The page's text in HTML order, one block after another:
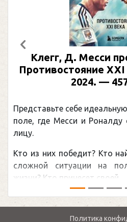
Клегг, Д. Месси
Противостояние
2024. —
Представьте себе
поле, где Месси и
лицу.
Кто из них победит? Кто
сложной ситуации на
жизни? Кто принесет своей ...
Предыдущий
Политика